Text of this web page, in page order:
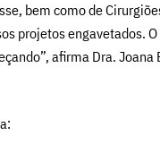
bem como de
projetos
afirma Dra. Joana